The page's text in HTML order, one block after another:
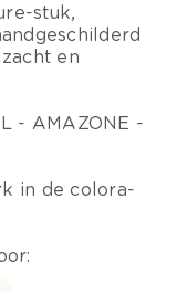
stuk,
en
- AMAZONE -
in de colora-